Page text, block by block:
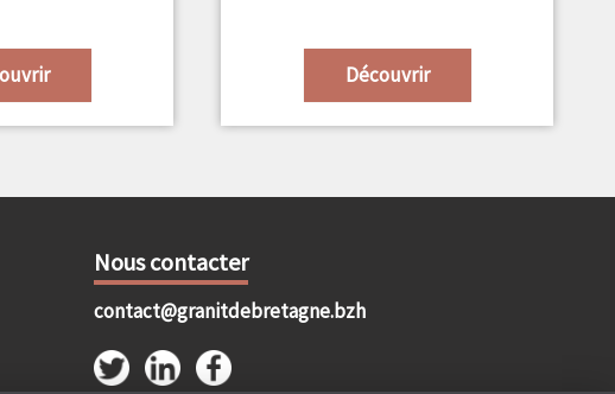
Découvrir
Nous contacter
contact@granitdebretagne.bzh